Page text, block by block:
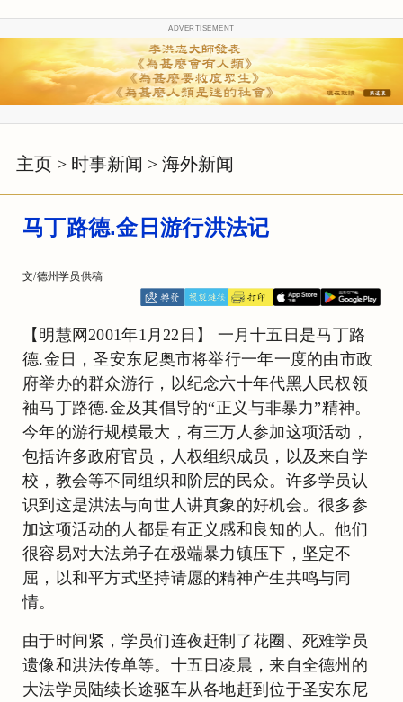
ADVERTISEMENT
主页 > 时事新闻 > 海外新闻
马丁路德.金日游行洪法记
文/德州学员供稿
【明慧网2001年1月22日】 一月十五日是马丁路
德.金日，圣安东尼奥市将举行一年一度的由市政
府举办的群众游行，以纪念六十年代黑人民权领
袖马丁路德.金及其倡导的“正义与非暴力”精神。
今年的游行规模最大，有三万人参加这项活动，
包括许多政府官员，人权组织成员，以及来自学
校，教会等不同组织和阶层的民众。许多学员认
识到这是洪法与向世人讲真象的好机会。很多参
加这项活动的人都是有正义感和良知的人。他们
很容易对大法弟子在极端暴力镇压下，坚定不
屈，以和平方式坚持请愿的精神产生共鸣与同
情。
由于时间紧，学员们连夜赶制了花圈、死难学员
遗像和洪法传单等。十五日凌晨，来自全德州的
大法学员陆续长途驱车从各地赶到位于圣安东尼